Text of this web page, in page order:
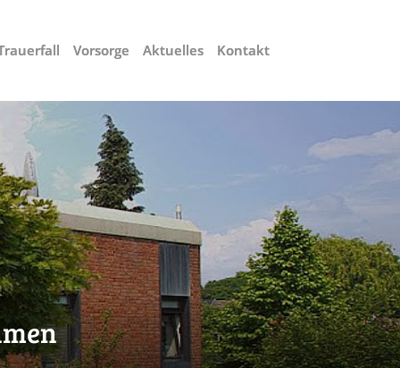
Vorsorge Aktuelles Kontakt
men